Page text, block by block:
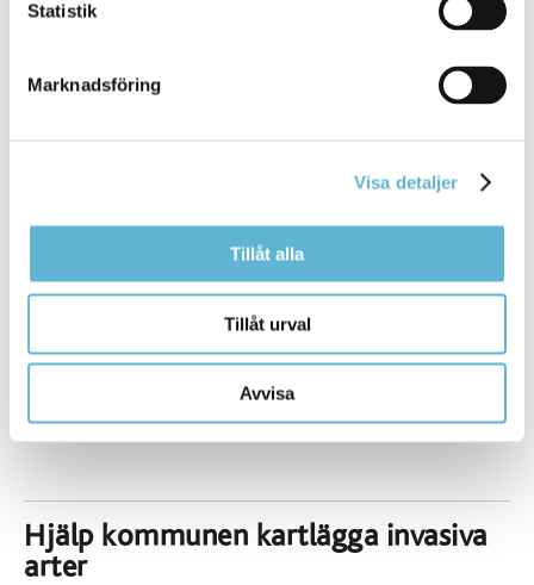
Statistik
Marknadsföring
Visa detaljer
Tillåt alla
Tillåt urval
Avvisa
bekämpning kan resultera i ökad risk för spridning. Om
växer rekommenderar Naturvårdsverket att avvakta
åtgärder. Om du måste bekämpa parkslide bör det göras
tillvägagångsätt för att bekämpa dem i Metodkatalog för
Hantera växtavfall på rätt sätt
Det är mycket viktigt att du hanterar växtavfall på rätt sätt
så att inga växtdelar sprids ut i naturen.
Läs mer om hur du ska hantera växtavfall från invasiva
arter
Hjälp kommunen kartlägga invasiva
arter